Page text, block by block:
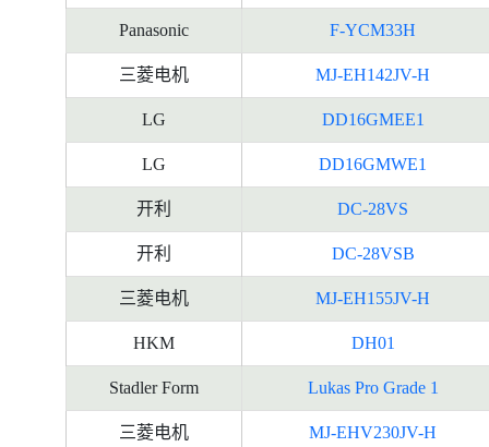
Panasonic F-YCM33H
三菱电机 MJ-EH142JV-H
LG DD16GMEE1
LG DD16GMWE1
开利 DC-28VS
开利 DC-28VSB
三菱电机 MJ-EH155JV-H
HKM DH01
Stadler Form Lukas Pro Grade 1
三菱电机 MJ-EHV230JV-H